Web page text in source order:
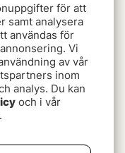
för att
samt analysera
användas för
Vi
av vår
inom
analys. Du kan
och i vår
.